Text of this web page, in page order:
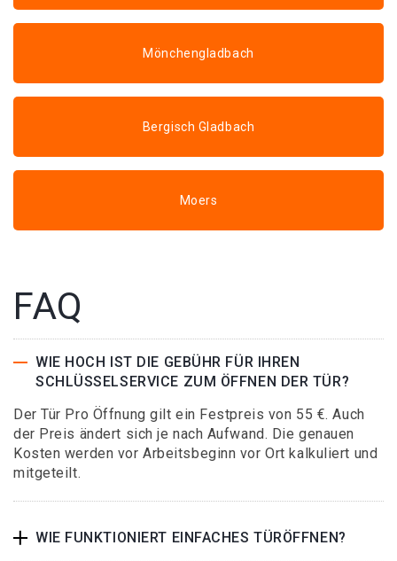
Mönchengladbach
Bergisch Gladbach
Moers
FAQ
WIE HOCH IST DIE GEBÜHR FÜR IHREN
SCHLÜSSELSERVICE ZUM ÖFFNEN DER TÜR?
Der Tür Pro Öffnung gilt ein Festpreis von 55 €. Auch
der Preis ändert sich je nach Aufwand. Die genauen
Kosten werden vor Arbeitsbeginn vor Ort kalkuliert und
mitgeteilt.
WIE FUNKTIONIERT EINFACHES TÜRÖFFNEN?